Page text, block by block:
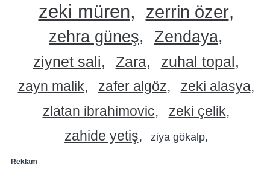
zeki müren zerrin özer
zehra güneş Zendaya
ziynet sali Zara zuhal topal
zayn malik zafer algöz
zeki alasya
zlatan ibrahimovic
zeki çelik
zahide yetiş
ziya gökalp
Reklam